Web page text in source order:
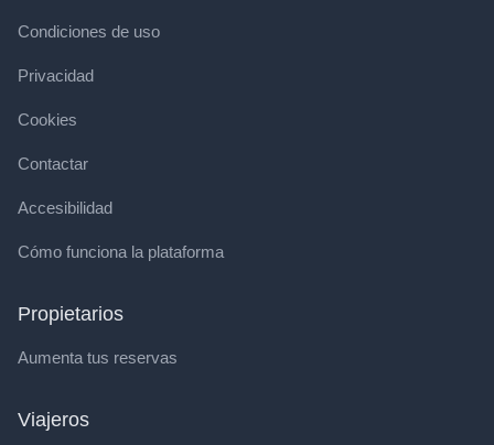
Condiciones de uso
Privacidad
Cookies
Contactar
Accesibilidad
Cómo funciona la plataforma
Propietarios
Aumenta tus reservas
Viajeros